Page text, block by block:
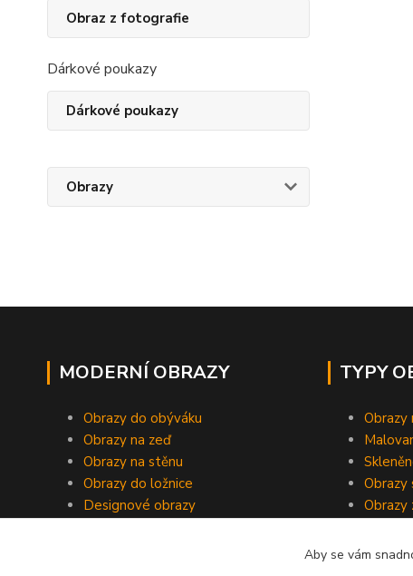
Obraz z fotografie
Dárkové poukazy
Dárkové poukazy
Obrazy
MODERNÍ OBRAZY
Obrazy do obýváku
Obrazy na zeď
Obrazy na stěnu
Obrazy do ložnice
Designové obrazy
TYPY
Obrazy
Obrazy
Aby se vám